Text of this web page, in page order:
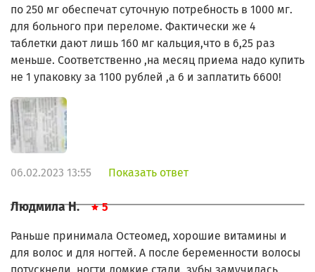
по 250 мг обеспечат суточную потребность в 1000 мг.
для больного при переломе. Фактически же 4
таблетки дают лишь 160 мг кальция,что в 6,25 раз
меньше. Соответственно ,на месяц приема надо купить
не 1 упаковку за 1100 рублей ,а 6 и заплатить 6600!
06.02.2023 13:55 Показать ответ
Людмила Н. 5
Раньше принимала Остеомед, хорошие витамины и
для волос и для ногтей. А после беременности волосы